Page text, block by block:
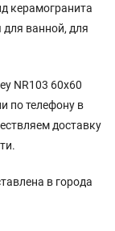
керамогранита
ванной, для
NR103 60x60
по телефону в
доставку
в города